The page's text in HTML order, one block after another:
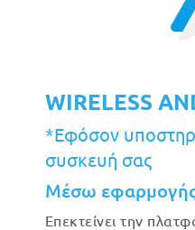
WIRELESS
*Εφόσον
συσκευή σας
Μέσω
Επεκτείνει την